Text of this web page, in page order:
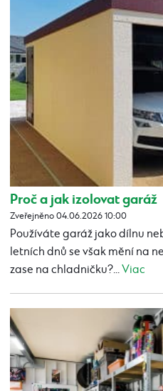
Proč a jak izolovat garáž
Zveřejněno 04.06.2026 10:00
Používáte garáž jako dílnu
letních dnů se však mění na
zase na chladničku?...Viac